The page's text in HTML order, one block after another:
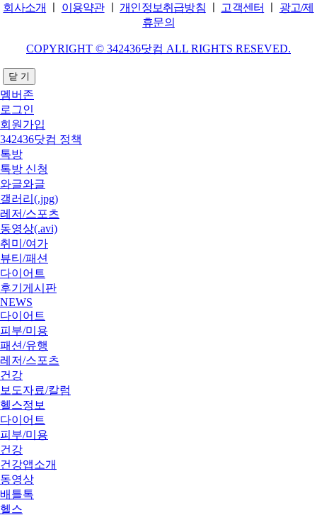
회사소개 이용약관ㅣ개인정보취급방침 고객센터
광고/제
휴문의
COPYRIGHT © 342436닷컴 ALL RIGHTS RESEVED.
닫 기
멤버존
로그인
회원가입
342436닷컴 정책
톡방
톡방 신청
와글와글
갤러리(.jpg)
레저/스포츠
동영상(.avi)
취미/여가
뷰티/패션
다이어트
후기게시판
NEWS
다이어트
피부/미용
패션/유행
레저/스포츠
건강
보도자료/칼럼
헬스정보
다이어트
피부/미용
건강
건강앱소개
동영상
배틀톡
헬스